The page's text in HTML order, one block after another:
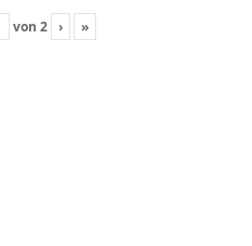
von 2 › »